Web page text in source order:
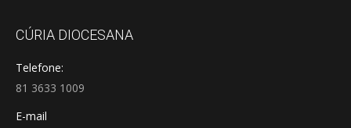
CÚRIA DIOCESANA
Telefone:
81 3633 1009
E-mail